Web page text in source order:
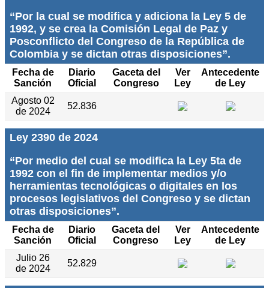
“Por la cual se modifica y adiciona la Ley 5 de
1992, y se crea la Comisión Legal de Paz y
Posconflicto del Congreso de la República de
Colombia y se dictan otras disposiciones”.
Fecha de
Sanción
Diario
Oficial
Gaceta del
Congreso
Ver
Ley
Antecedente
de Ley
Agosto 02
de 2024
52.836
Ley 2390 de 2024
“Por medio del cual se modifica la Ley 5ta de
1992 con el fin de implementar medios y/o
herramientas tecnológicas o digitales en los
procesos legislativos del Congreso y se dictan
otras disposiciones”.
Fecha de
Sanción
Diario
Oficial
Gaceta del
Congreso
Ver
Ley
Antecedente
de Ley
Julio 26
de 2024
52.829